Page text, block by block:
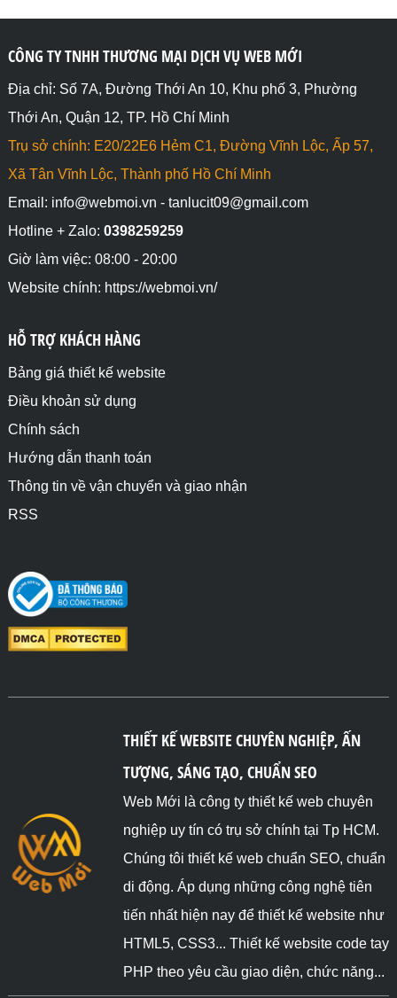
CÔNG TY TNHH THƯƠNG MẠI DỊCH VỤ WEB MỚI
Địa chỉ: Số 7A, Đường Thới An 10, Khu phố 3, Phường
Thới An, Quận 12, TP. Hồ Chí Minh
Trụ sở chính: E20/22E6 Hẻm C1, Đường Vĩnh Lộc, Ấp 57,
Xã Tân Vĩnh Lộc, Thành phố Hồ Chí Minh
Email: info@webmoi.vn - tanlucit09@gmail.com
Hotline + Zalo: 0398259259
Giờ làm việc: 08:00 - 20:00
Website chính: https://webmoi.vn/
HỖ TRỢ KHÁCH HÀNG
Bảng giá thiết kế website
Điều khoản sử dụng
Chính sách
Hướng dẫn thanh toán
Thông tin về vận chuyển và giao nhận
RSS
THIẾT KẾ WEBSITE CHUYÊN NGHIỆP, ẤN
TƯỢNG, SÁNG TẠO, CHUẨN SEO
Web Mới là công ty thiết kế web chuyên
nghiệp uy tín có trụ sở chính tại Tp HCM.
Chúng tôi thiết kế web chuẩn SEO, chuẩn
di động. Áp dụng những công nghệ tiên
tiến nhất hiện nay để thiết kế website như
HTML5, CSS3... Thiết kế website code tay
PHP theo yêu cầu giao diện, chức năng...